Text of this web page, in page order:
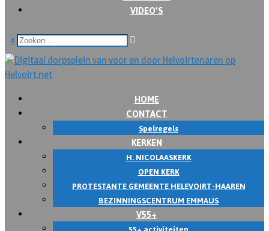
VIDEO’S
x
HOME
CONTACT
Spelregels
KERKEN
H. NICOLAASKERK
OPEN KERK
PROTESTANTE GEMEENTE HELEVOIRT-HAAREN
BEZINNINGSCENTRUM EMMAUS
V55+